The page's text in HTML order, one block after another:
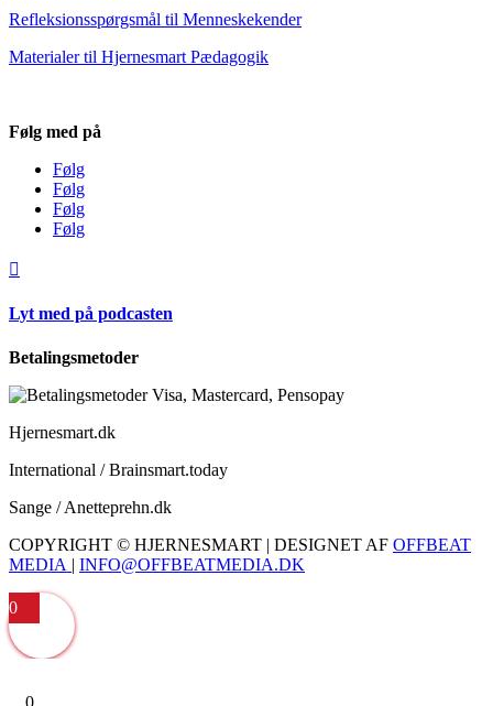
Refleksionsspørgsmål til Menneskekender
Materialer til Hjernesmart Pædagogik
Følg med på
Følg
Følg
Følg
Følg

Lyt med på podcasten
Betalingsmetoder
Hjernesmart.dk
International / Brainsmart.today
Sange / Anetteprehn.dk
COPYRIGHT © HJERNESMART | DESIGNET AF OFFBEAT
MEDIA | INFO@OFFBEATMEDIA.DK
0
0